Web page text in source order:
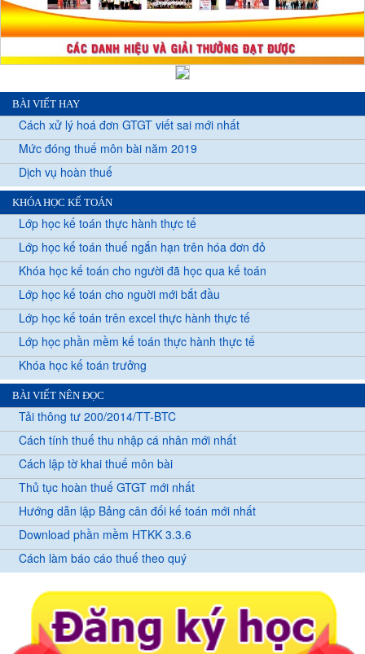
BÀI VIẾT HAY
Cách xử lý hoá đơn GTGT viết sai mới nhất
Mức đóng thuế môn bài năm 2019
Dịch vụ hoàn thuế
KHÓA HỌC KẾ TOÁN
Lớp học kế toán thực hành thực tế
Lớp học kế toán thuế ngắn hạn trên hóa đơn đỏ
Khóa học kế toán cho người đã học qua kế toán
Lớp học kế toán cho nguời mới bắt đầu
Lớp học kế toán trên excel thực hành thực tế
Lớp học phần mềm kế toán thực hành thực tế
Khóa học kế toán trưởng
BÀI VIẾT NÊN ĐỌC
Tải thông tư 200/2014/TT-BTC
Cách tính thuế thu nhập cá nhân mới nhất
Cách lập tờ khai thuế môn bài
Thủ tục hoàn thuế GTGT mới nhất
Hướng dẫn lập Bảng cân đối kế toán mới nhất
Download phần mềm HTKK 3.3.6
Cách làm báo cáo thuế theo quý